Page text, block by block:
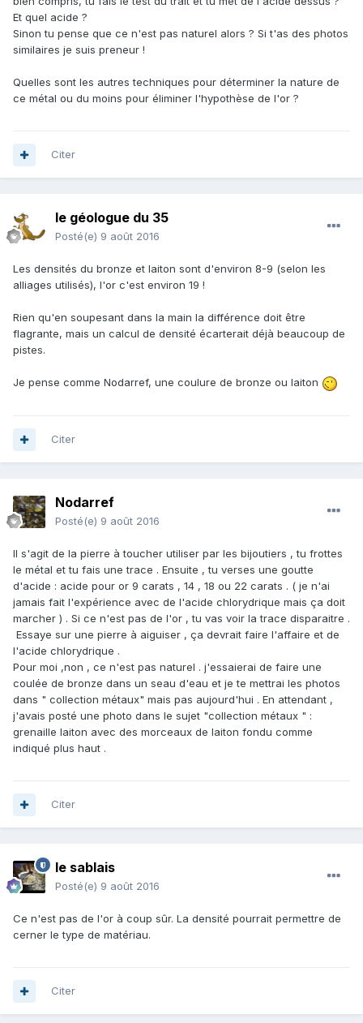
Et quel acide ?
Sinon tu pense que ce n'est pas naturel alors ? Si t'as des photos
similaires je suis preneur !
Quelles sont les autres techniques pour déterminer la nature de
ce métal ou du moins pour éliminer l'hypothèse de l'or ?
Citer
le géologue du 35
Posté(e) 9 août 2016
Les densités du bronze et laiton sont d'environ 8-9 (selon les
alliages utilisés), l'or c'est environ 19 !
Rien qu'en soupesant dans la main la différence doit être
flagrante, mais un calcul de densité écarterait déjà beaucoup de
pistes.
Je pense comme Nodarref, une coulure de bronze ou laiton
Citer
Nodarref
Posté(e) 9 août 2016
Il s'agit de la pierre à toucher utiliser par les bijoutiers , tu frottes
le métal et tu fais une trace . Ensuite , tu verses une goutte
d'acide : acide pour or 9 carats , 14 , 18 ou 22 carats . ( je n'ai
jamais fait l'expérience avec de l'acide chlorydrique mais ça doit
marcher ) . Si ce n'est pas de l'or , tu vas voir la trace disparaitre .
Essaye sur une pierre à aiguiser , ça devrait faire l'affaire et de
l'acide chlorydrique .
Pour moi ,non , ce n'est pas naturel . j'essaierai de faire une
coulée de bronze dans un seau d'eau et je te mettrai les photos
dans " collection métaux" mais pas aujourd'hui . En attendant ,
j'avais posté une photo dans le sujet "collection métaux " :
grenaille laiton avec des morceaux de laiton fondu comme
indiqué plus haut .
Citer
le sablais
Posté(e) 9 août 2016
Ce n'est pas de l'or à coup sûr. La densité pourrait permettre de
cerner le type de matériau.
Citer